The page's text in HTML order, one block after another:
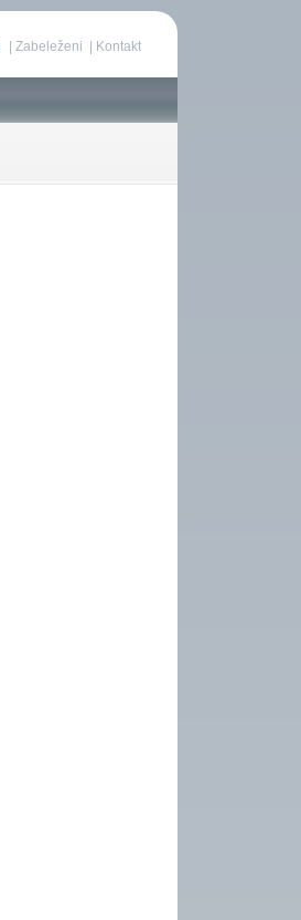
Zabeleženi Kontakt